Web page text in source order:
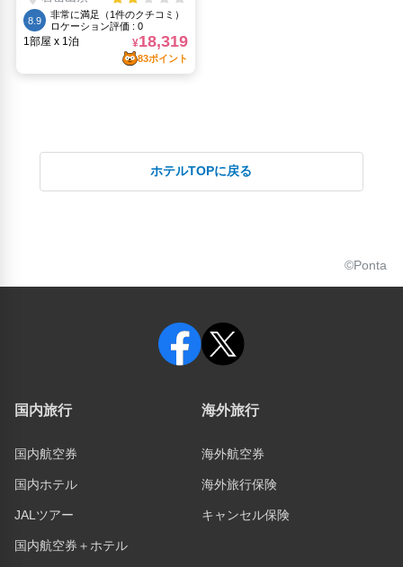
ホテルTOPに戻る
©Ponta
国内旅行
国内航空券
国内ホテル
JALツアー
国内航空券＋ホテル
海外旅行
海外航空券
海外旅行保険
キャンセル保険